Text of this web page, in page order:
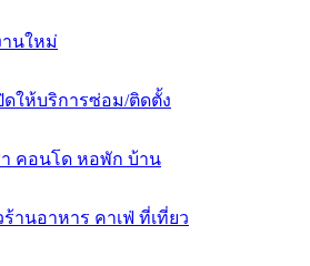
นใหม่
ดให้บริการซ่อม/ติดตั้ง
า คอนโด หอพัก บ้าน
ร้านอาหาร คาเฟ่ ที่เที่ยว